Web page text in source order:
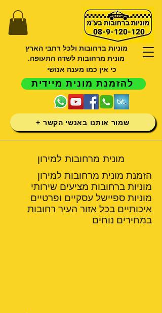
מוניות ברחובות ולכל רחבי הארץ
מונית מרחובות לשדה התעופה.
כי אין כמו מענה אנושי
להזמנת מונית מיידית
שמור אותנו באנשי הקשר +
מונית מרחובות למירון
הזמנת מונית מרחובות למירון
מוניות ברחובות מציעים שירותי
מוניות ספיישל עסקיים ופרטיים
איכותיים בכל אזור העיר רחובות
במחירים נוחים